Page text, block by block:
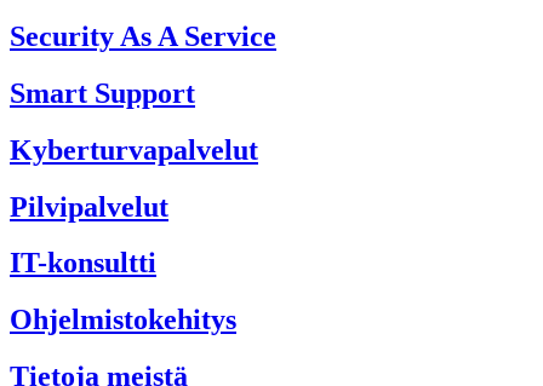
Security As A Service
Smart Support
Kyberturvapalvelut
Pilvipalvelut
IT-konsultti
Ohjelmistokehitys
Tietoja meistä